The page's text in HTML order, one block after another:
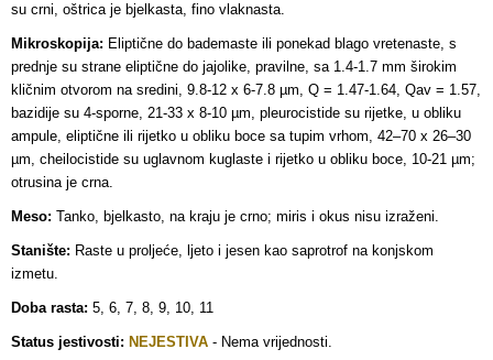
su crni, oštrica je bjelkasta, fino vlaknasta.
Mikroskopija: Eliptične do bademaste ili ponekad blago vretenaste, s
prednje su strane eliptične do jajolike, pravilne, sa 1.4-1.7 mm širokim
kličnim otvorom na sredini, 9.8-12 x 6-7.8 µm, Q = 1.47-1.64, Qav = 1.57,
bazidije su 4-sporne, 21-33 x 8-10 µm, pleurocistide su rijetke, u obliku
ampule, eliptične ili rijetko u obliku boce sa tupim vrhom, 42–70 x 26–30
µm, cheilocistide su uglavnom kuglaste i rijetko u obliku boce, 10-21 µm;
otrusina je crna.
Meso: Tanko, bjelkasto, na kraju je crno; miris i okus nisu izraženi.
Stanište: Raste u proljeće, ljeto i jesen kao saprotrof na konjskom
izmetu.
Doba rasta: 5, 6, 7, 8, 9, 10, 11
Status jestivosti: NEJESTIVA - Nema vrijednosti.